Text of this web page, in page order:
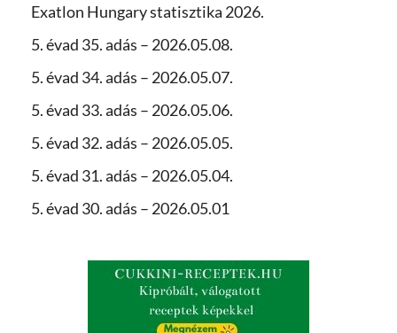
Exatlon Hungary statisztika 2026.
5. évad 35. adás – 2026.05.08.
5. évad 34. adás – 2026.05.07.
5. évad 33. adás – 2026.05.06.
5. évad 32. adás – 2026.05.05.
5. évad 31. adás – 2026.05.04.
5. évad 30. adás – 2026.05.01